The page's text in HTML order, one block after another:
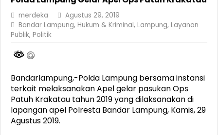
merdeka
Agustus 29, 2019
Bandar Lampung,Hukum & Kriminal,Lampung,Layanan
Publik,Politik
Bandarlampung,-Polda Lampung bersama instansi
terkait melaksanakan Apel gelar pasukan Ops
Patuh Krakatau tahun 2019 yang dilaksanakan di
lapangan apel Polresta Bandar Lampung, Kamis, 29
Agustus 2019.